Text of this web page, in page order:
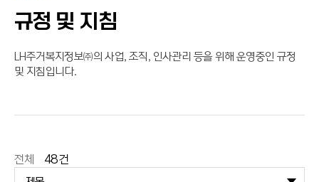
규정 및 지침
LH주거복지정보㈜의 사업, 조직, 인사관리 등을 위해 운영중인 규정
및 지침입니다.
전체 48건